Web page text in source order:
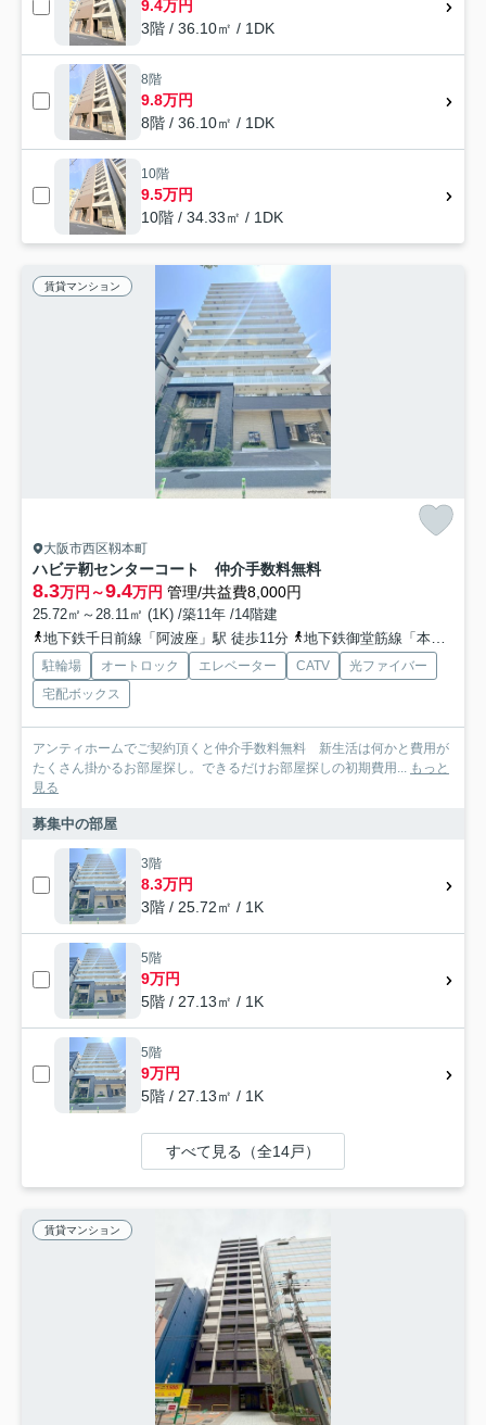
9.4万円
3階 / 36.10㎡ / 1DK
8階
9.8万円
8階 / 36.10㎡ / 1DK
10階
9.5万円
10階 / 34.33㎡ / 1DK
賃貸マンション
大阪市西区靱本町
ハビテ靭センターコート 仲介手数料無料
8.3万円～9.4万円 管理/共益費8,000円
25.72㎡～28.11㎡ (1K) /築11年 /14階建
地下鉄千日前線「阿波座」駅 徒歩11分
地下鉄御堂筋線「本町」駅 徒歩14分
駐輪場 オートロック エレベーター CATV
光ファイバー
宅配ボックス
アンティホームでご契約頂くと仲介手数料無料 新生活は何かと費用が
たくさん掛かるお部屋探し。できるだけお部屋探しの初期費用... もっと
見る
募集中の部屋
3階
8.3万円
3階 / 25.72㎡ / 1K
5階
9万円
5階 / 27.13㎡ / 1K
5階
9万円
5階 / 27.13㎡ / 1K
すべて見る（全14戸）
賃貸マンション